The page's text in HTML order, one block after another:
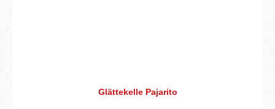
Glättekelle Pajarito